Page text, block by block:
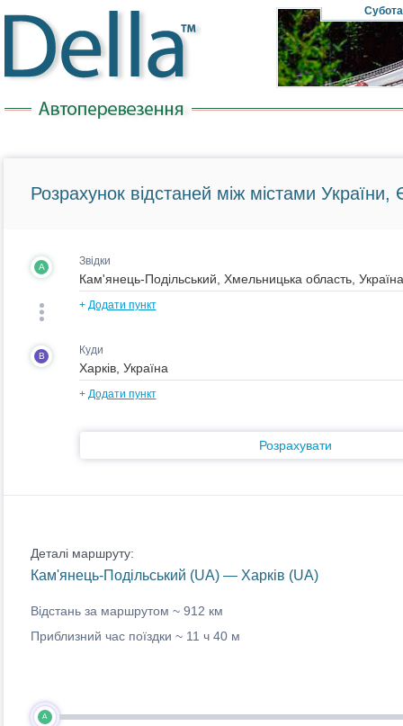
Субота
Розрахунок відстаней між містами України,
A Звідки
+ Додати пункт
B Куди
+ Додати пункт
Розрахувати
Деталі маршруту:
Кам'янець-Подільський (UA) — Харків (UA)
Відстань за маршрутом ~ 912 км
Приблизний час поїздки ~ 11 ч 40 м
A